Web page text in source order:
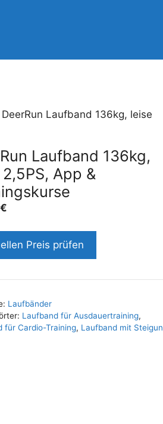
Laufband 136kg, leise
Laufband 136kg,
App &
€
Preis prüfen
Laufbänder
Laufband für Ausdauertraining,
für Cardio-Training, Laufband mit